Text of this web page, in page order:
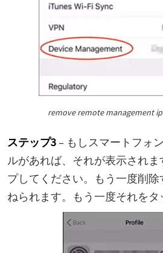
remove remote management
ステップ3 – もしスマートフォ
ルがあれば、それが表示され
プしてください。もう一度削
ねられます。もう一度それをタ